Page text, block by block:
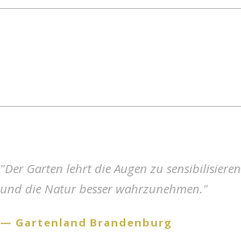
"Der Garten lehrt die Augen zu sensibilisieren
und die Natur besser wahrzunehmen."
Gartenland Brandenburg